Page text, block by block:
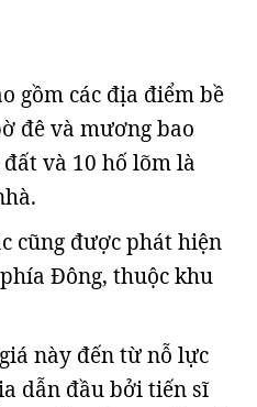
gồm các địa điểm bề
đê và mương bao
và 10 hố lõm là
cũng được phát hiện
Đông, thuộc khu
này đến từ nỗ lực
dẫn đầu bởi tiến sĩ